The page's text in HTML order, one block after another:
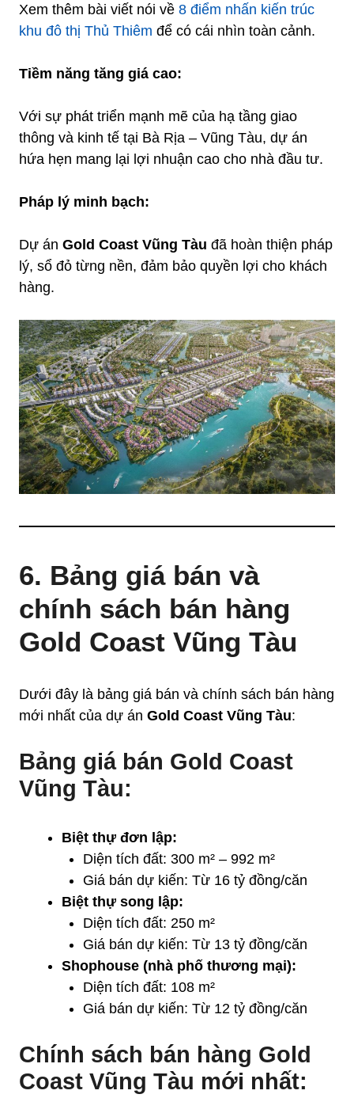
Xem thêm bài viết nói về 8 điểm nhấn kiến trúc
khu đô thị Thủ Thiêm để có cái nhìn toàn cảnh.
Tiềm năng tăng giá cao:
Với sự phát triển mạnh mẽ của hạ tầng giao
thông và kinh tế tại Bà Rịa – Vũng Tàu, dự án
hứa hẹn mang lại lợi nhuận cao cho nhà đầu tư.
Pháp lý minh bạch:
Dự án Gold Coast Vũng Tàu đã hoàn thiện pháp
lý, sổ đỏ từng nền, đảm bảo quyền lợi cho khách
hàng.
6. Bảng giá bán và
chính sách bán hàng
Gold Coast Vũng Tàu
Dưới đây là bảng giá bán và chính sách bán hàng
mới nhất của dự án Gold Coast Vũng Tàu:
Bảng giá bán Gold Coast
Vũng Tàu:
Biệt thự đơn lập:
Diện tích đất: 300 m² – 992 m²
Giá bán dự kiến: Từ 16 tỷ đồng/căn
Biệt thự song lập:
Diện tích đất: 250 m²
Giá bán dự kiến: Từ 13 tỷ đồng/căn
Shophouse (nhà phố thương mại):
Diện tích đất: 108 m²
Giá bán dự kiến: Từ 12 tỷ đồng/căn
Chính sách bán hàng Gold
Coast Vũng Tàu mới nhất: